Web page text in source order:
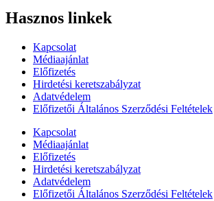
Hasznos linkek
Kapcsolat
Médiaajánlat
Előfizetés
Hirdetési keretszabályzat
Adatvédelem
Előfizetői Általános Szerződési Feltételek
Kapcsolat
Médiaajánlat
Előfizetés
Hirdetési keretszabályzat
Adatvédelem
Előfizetői Általános Szerződési Feltételek